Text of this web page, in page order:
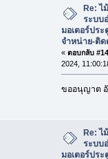
Re: ไ
ระบบ
มอเตอร์ประ
จำหน่าย-ติด
« ตอบกลับ
2024,
ขออนุญาต
Re: ไ
ระบบ
มอเตอร์ประ